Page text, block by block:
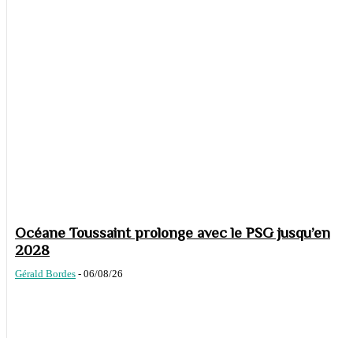
Océane Toussaint prolonge avec le PSG jusqu’en
2028
Gérald Bordes - 06/08/26